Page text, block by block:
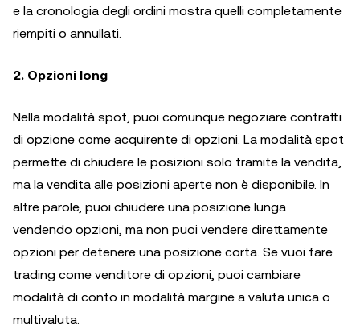
e la cronologia degli ordini mostra quelli completamente
riempiti o annullati.
2. Opzioni long
Nella modalità spot, puoi comunque negoziare contratti
di opzione come acquirente di opzioni. La modalità spot
permette di chiudere le posizioni solo tramite la vendita,
ma la vendita alle posizioni aperte non è disponibile. In
altre parole, puoi chiudere una posizione lunga
vendendo opzioni, ma non puoi vendere direttamente
opzioni per detenere una posizione corta. Se vuoi fare
trading come venditore di opzioni, puoi cambiare
modalità di conto in modalità margine a valuta unica o
multivaluta.